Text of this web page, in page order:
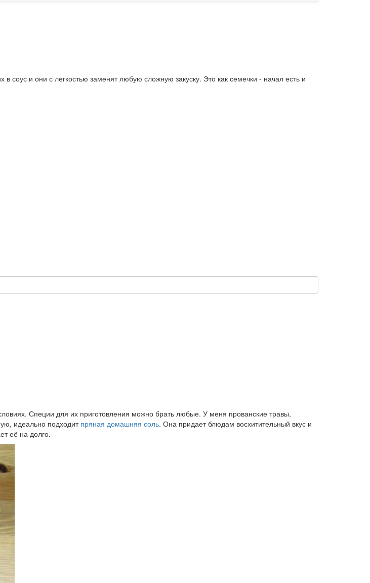
соус и они с легкостью заменят любую сложную закуску. Это как семечки - начал есть и
Специи для их приготовления можно брать любые. У меня прованские травы,
идеально подходит пряная домашняя соль. Она придает блюдам восхитительный вкус и
её на долго.